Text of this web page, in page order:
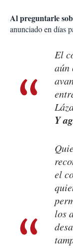
Al preguntarle
anunciado en días
El
aún
Y
el
los